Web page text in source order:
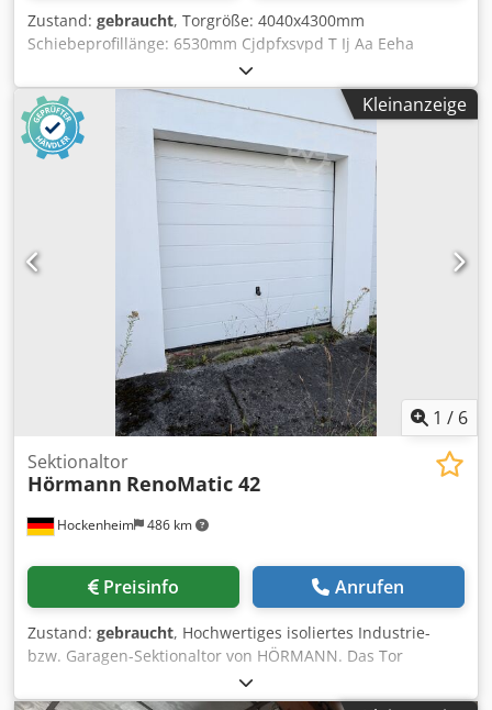
Zustand: gebraucht, Torgröße: 4040x4300mm
Schiebeprofillänge: 6530mm Cjdpfxsvpd T Ij Aa Eeha
Kleinanzeige
1 / 6
Hockenheim 486 km
Sektionaltor
Hörmann RenoMatic 42
Preisinfo Anrufen
Zustand: gebraucht, Hochwertiges isoliertes Industrie-
bzw. Garagen-Sektionaltor von HÖRMANN. Das Tor
befindet sich in gutem gebrauchten Zustand und eignet
sich ideal zur Wiederverwendung bei Hallen, Werkstätten